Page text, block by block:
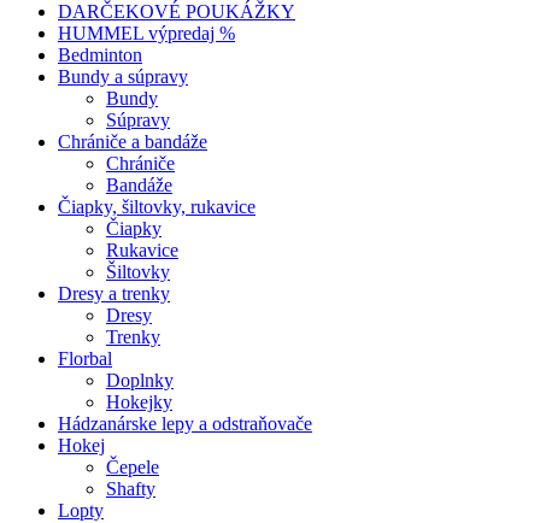
DARČEKOVÉ POUKÁŽKY
HUMMEL výpredaj %
Bedminton
Bundy a súpravy
Bundy
Súpravy
Chrániče a bandáže
Chrániče
Bandáže
Čiapky, šiltovky, rukavice
Čiapky
Rukavice
Šiltovky
Dresy a trenky
Dresy
Trenky
Florbal
Doplnky
Hokejky
Hádzanárske lepy a odstraňovače
Hokej
Čepele
Shafty
Lopty